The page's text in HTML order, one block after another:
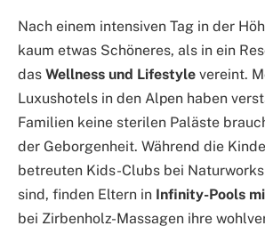
Nach einem intensiven Tag in der
kaum etwas Schöneres, als in ein
das Wellness und Lifestyle vereint.
Luxushotels in den Alpen haben
Familien keine sterilen Paläste
der Geborgenheit. Während die
betreuten Kids-Clubs bei
sind, finden Eltern in Infinity-Pools
bei Zirbenholz-Massagen ihre